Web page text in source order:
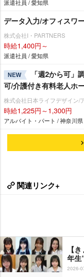
派遣社員 / 愛知県
データ入力/オフィスワ
株式会社I・PARTNERS
時給1,400円～
派遣社員 / 愛知県
NEW
「週2から可」
可/介護付き有料老人ホ
株式会社日本ライフデザイン/
時給1,225円～1,300円
アルバイト・パート / 神奈川県
関連リンク+
【
年生
2026-